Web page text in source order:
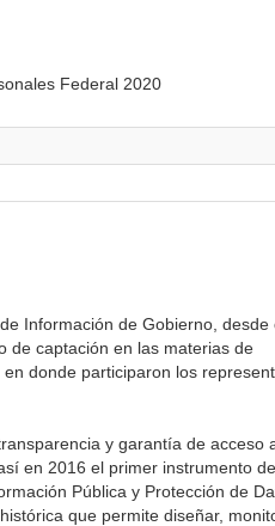
Federal 2020
Información de Gobierno, desde
de captación en las materias de
donde participaron los
y garantía de acceso
en 2016 el primer instrumento de
Pública y Protección de
que permite diseñar,